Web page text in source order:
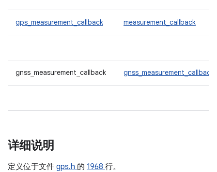
gps_measurement_callback measurement_callback
gnss_measurement_callback gnss_measurement_callback
详细说明
定义位于文件 gps.h 的 1968 行。